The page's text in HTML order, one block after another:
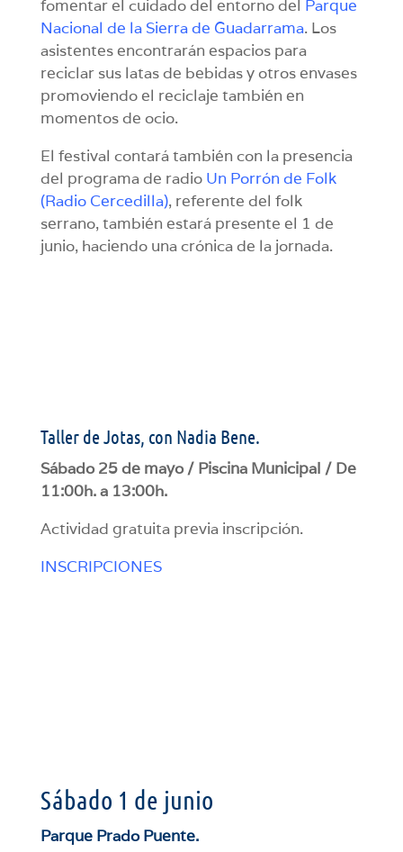
fomentar el cuidado del entorno del Parque
Nacional de la Sierra de Guadarrama. Los
asistentes encontrarán espacios para
reciclar sus latas de bebidas y otros envases
promoviendo el reciclaje también en
momentos de ocio.
El festival contará también con la presencia
del programa de radio Un Porrón de Folk
(Radio Cercedilla), referente del folk
serrano, también estará presente el 1 de
junio, haciendo una crónica de la jornada.
Taller de Jotas, con Nadia Bene.
Sábado 25 de mayo / Piscina Municipal / De
11:00h. a 13:00h.
Actividad gratuita previa inscripción.
INSCRIPCIONES
Sábado 1 de junio
Parque Prado Puente.